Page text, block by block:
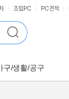
조립PC PC견적
구/생활/공구